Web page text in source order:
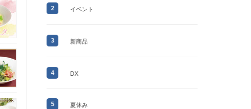
2 イベント
3 新商品
4 DX
5 夏休み